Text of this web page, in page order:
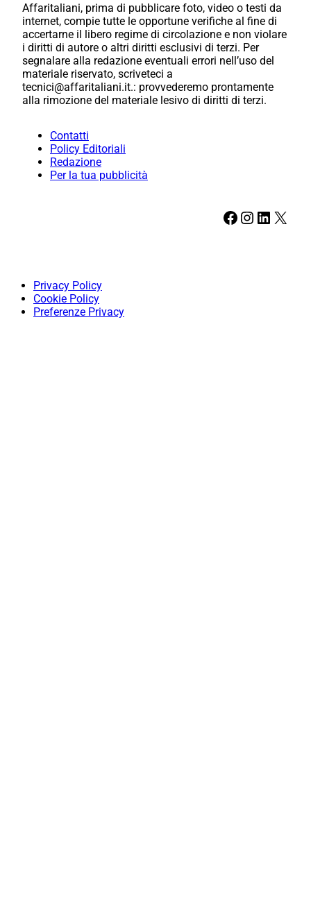
Affaritaliani, prima di pubblicare foto, video o testi da
internet, compie tutte le opportune verifiche al fine di
accertarne il libero regime di circolazione e non violare
i diritti di autore o altri diritti esclusivi di terzi. Per
segnalare alla redazione eventuali errori nell’uso del
materiale riservato, scriveteci a
tecnici@affaritaliani.it.: provvederemo prontamente
alla rimozione del materiale lesivo di diritti di terzi.
Contatti
Policy Editoriali
Redazione
Per la tua pubblicità
Facebook Instagram LinkedIn X
Privacy Policy
Cookie Policy
Preferenze Privacy